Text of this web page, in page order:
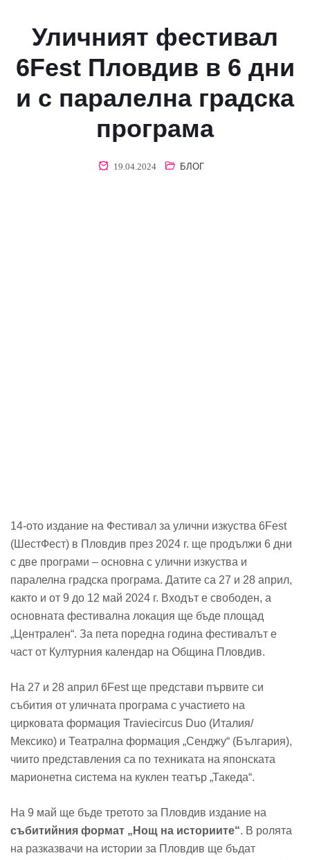
градска
програма
Уличният фестивал
6Fest Пловдив в 6 дни
и с паралелна градска
програма
19.04.2024 БЛОГ
14-ото издание на Фестивал за улични изкуства 6Fest
(ШестФест) в Пловдив през 2024 г. ще продължи 6 дни
с две програми – основна с улични изкуства и
паралелна градска програма. Датите са 27 и 28 април,
както и от 9 до 12 май 2024 г. Входът е свободен, а
основната фестивална локация ще бъде площад
„Централен“. За пета поредна година фестивалът е
част от Културния календар на Община Пловдив.
На 27 и 28 април 6Fest ще представи първите си
събития от уличната програма с участието на
цирковата формация Traviecircus Duo (Италия/
Мексико) и Театрална формация „Сенджу“ (България),
чиито представления са по техниката на японската
марионетна система на куклен театър „Такеда“.
На 9 май ще бъде третото за Пловдив издание на
събитийния формат „Нощ на историите“. В ролята
на разказвачи на истории за Пловдив ще бъдат